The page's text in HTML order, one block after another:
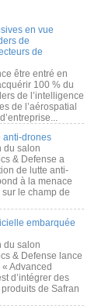
en vue
de
de
être entré en
100 % du
de l’intelligence
de l’aérospatial
anti-drones
du salon
& Defense a
de lutte anti-
à la menace
le champ de
embarquée
du salon
& Defense lance
Advanced
d’intégrer des
de Safran